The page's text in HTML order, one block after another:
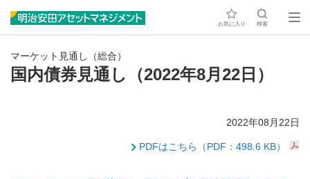
お気に入り 検索
マーケット見通し（総合）
国内債券見通し（2022年8月22日）
2022年08月22日
PDFはこちら（PDF：498.6 KB）